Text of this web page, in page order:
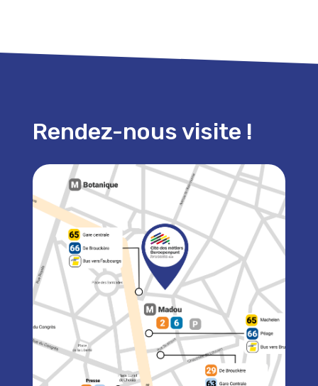
Rendez-nous visite !